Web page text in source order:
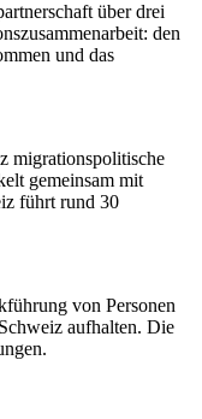
über drei
den
und das
migrationspolitische
gemeinsam mit
führt rund 30
von Personen
aufhalten. Die